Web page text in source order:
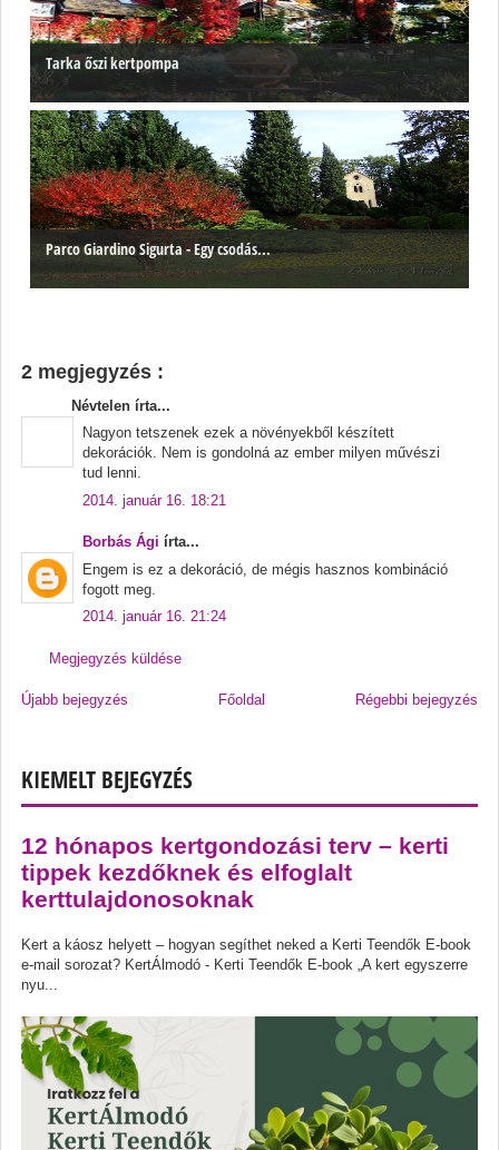
Tarka őszi kertpompa
Parco Giardino Sigurta - Egy csodás...
2 megjegyzés :
Névtelen írta...
Nagyon tetszenek ezek a növényekből készített
dekorációk. Nem is gondolná az ember milyen művészi
tud lenni.
2014. január 16. 18:21
Borbás Ági írta...
Engem is ez a dekoráció, de mégis hasznos kombináció
fogott meg.
2014. január 16. 21:24
Megjegyzés küldése
Újabb bejegyzés Régebbi bejegyzés
Főoldal
KIEMELT BEJEGYZÉS
12 hónapos kertgondozási terv – kerti
tippek kezdőknek és elfoglalt
kerttulajdonosoknak
Kert a káosz helyett – hogyan segíthet neked a Kerti Teendők E-book
e-mail sorozat? KertÁlmodó - Kerti Teendők E-book „A kert egyszerre
nyu...